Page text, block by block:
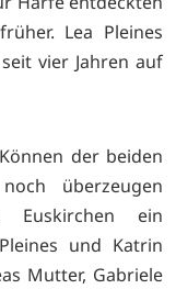
Lea Pleines
vier Jahren auf
der beiden
überzeugen
ein
und Katrin
Mutter, Gabriele